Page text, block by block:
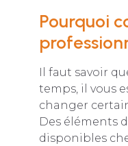
Pourquoi
Il faut savoir
temps, il vous
changer
Des éléments
disponibles